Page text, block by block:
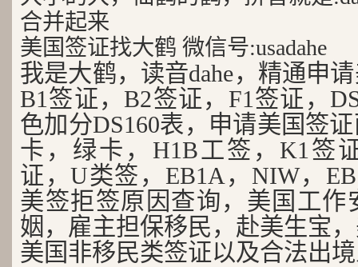
合并起来
美国签证找大鹤 微信号:usadahe
我是大鹤，读音dahe，精通申
B1签证，B2签证，F1签证，
色加分DS160表，申请美国签
卡，绿卡，H1B工签，K1签
证，U类签，EB1A，NIW，
美签拒签原因查询，美国工作
姻，雇主担保移民，赴美生宝
美国非移民类签证以及合法出